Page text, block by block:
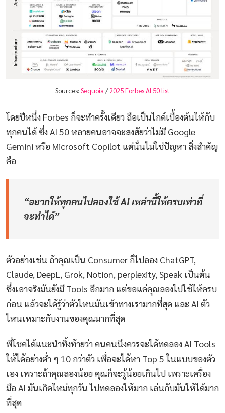
Sources: Sequoia / 2025 Forbes AI 50 list
โดยปีหนึ่ง Forbes ก็จะทำครั้งเดียว ถือเป็นไกด์เบื้องต้นให้กับ
ทุกคนได้ ซึ่ง AI 50 หลายคนอาจจะสงสัยว่าไม่มี Google
Gemini หรือ Microsoft Copilot แต่นั่นไม่ใช่ปัญหา สิ่งสำคัญ
คือ
“อยากให้ทุกคนไปลองใช้ AI เหล่านี้ให้ครบเท่าที่
จะทำได้”
ตัวอย่างเช่น ถ้าคุณเป็น Consumer ก็ไปลอง ChatGPT,
Claude, DeepL, Grok, Notion, perplexity, Speak เป็นต้น
ซึ่งเอาจริงมันยังมี Tools อีกมาก แต่ขอแค่คุณลองไปใช้ให้ครบ
ก่อน แล้วจะได้รู้ว่าตัวไหนมันเข้าทางเรามากที่สุด และ AI ตัว
ไหนเหมาะกับงานของคุณมากที่สุด
พี่โชคได้แนะนำทิ้งท้ายว่า คนคนนึงควรจะได้ทดลอง AI Tools
ให้ได้อย่างต่ำ ๆ 10 กว่าตัว เพื่อจะได้หา Top 5 ในแบบของตัว
เอง เพราะถ้าคุณลองน้อย คุณก็จะรู้น้อยเกินไป เพราะเครื่อง
มือ AI มันเกิดใหม่ทุกวัน ไปทดลองให้มาก เล่นกับมันให้ได้มาก
ที่สุด